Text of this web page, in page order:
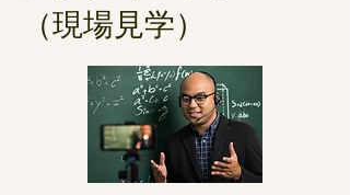
（現場見学）